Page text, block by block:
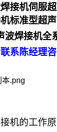
接机伺服
标准型超
波焊接机全
系陈经理
机的工作原